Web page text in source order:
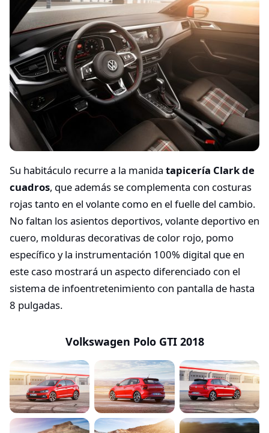
Su habitáculo recurre a la manida tapicería Clark de
cuadros, que además se complementa con costuras
rojas tanto en el volante como en el fuelle del cambio.
No faltan los asientos deportivos, volante deportivo en
cuero, molduras decorativas de color rojo, pomo
específico y la instrumentación 100% digital que en
este caso mostrará un aspecto diferenciado con el
sistema de infoentretenimiento con pantalla de hasta
8 pulgadas.
Volkswagen Polo GTI 2018